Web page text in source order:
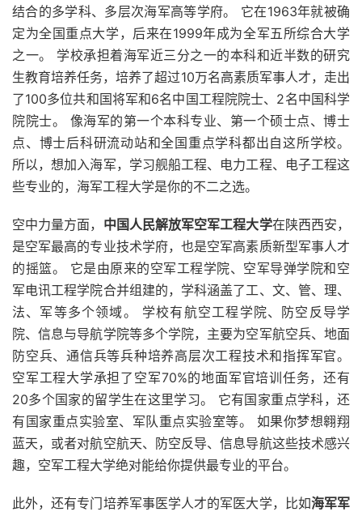
结合的多学科、多层次海军高等学府。 它在1963年就被确
定为全国重点大学，后来在1999年成为全军五所综合大学
之一。 学校承担着海军近三分之一的本科和近半数的研究
生教育培养任务，培养了超过10万名高素质军事人才，走出
了100多位共和国将军和6名中国工程院院士、2名中国科学
院院士。 像海军的第一个本科专业、第一个硕士点、博士
点、博士后科研流动站和全国重点学科都出自这所学校。
所以，想加入海军，学习舰船工程、电力工程、电子工程这
些专业的，海军工程大学是你的不二之选。
空中力量方面， 中国人民解放军空军工程大学在陕西西安，
是空军最高的专业技术学府，也是空军高素质新型军事人才
的摇篮。 它是由原来的空军工程学院、空军导弹学院和空
军电讯工程学院合并组建的，学科涵盖了工、文、管、理、
法、军等多个领域。 学校有航空工程学院、防空反导学
院、信息与导航学院等多个学院，主要为空军航空兵、地面
防空兵、通信兵等兵种培养高层次工程技术和指挥军官。
空军工程大学承担了空军70%的地面军官培训任务，还有
20多个国家的留学生在这里学习。 它有国家重点学科，还
有国家重点实验室、军队重点实验室等。 如果你梦想翱翔
蓝天，或者对航空航天、防空反导、信息导航这些技术感兴
趣，空军工程大学绝对能给你提供最专业的平台。
此外，还有专门培养军事医学人才的军医大学，比如海军军